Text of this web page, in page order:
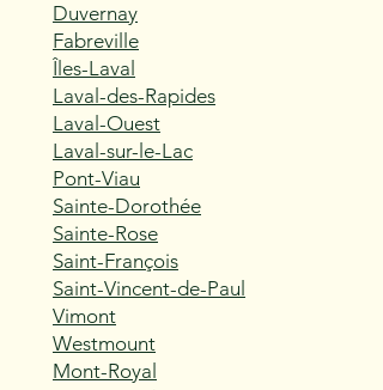
Duvernay
Fabreville
Îles-Laval
Laval-des-Rapides
Laval-Ouest
Laval-sur-le-Lac
Pont-Viau
Sainte-Dorothée
Sainte-Rose
Saint-François
Saint-Vincent-de-Paul
Vimont
Westmount
Mont-Royal